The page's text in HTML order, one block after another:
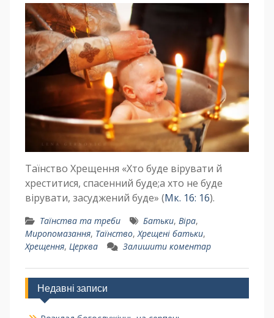
Таїнство Хрещення «Хто буде вірувати й
хреститися, спасенний буде;а хто не буде
вірувати, засуджений буде» (Мк. 16: 16).
Таїнства та треби Батьки, Віра,
Миропомазання, Таїнство,Хрещені батьки,
Хрещення, Церква Залишити коментар
Недавні записи